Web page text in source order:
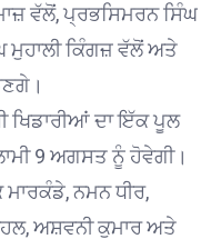
ਵੱਲੋਂ, ਪ੍ਰਭਸਿਮਰਨ ਸਿੰਘ
ਮੁਹਾਲੀ ਕਿੰਗਜ਼ ਵੱਲੋਂ ਅਤੇ
ਖਿਡਾਰੀਆਂ ਦਾ ਇੱਕ ਪੂਲ
9 ਅਗਸਤ ਨੂੰ ਹੋਵੇਗੀ।
ਨਮਨ ਧੀਰ,
ਅਸ਼ਵਨੀ ਕੁਮਾਰ ਅਤੇ